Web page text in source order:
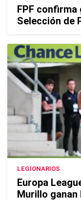
FPF
Selección de
LEGIONARIOS
Europa
Murillo